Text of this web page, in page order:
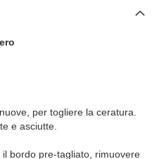
per togliere la ceratura.
e asciutte.
bordo pre-tagliato, rimuovere